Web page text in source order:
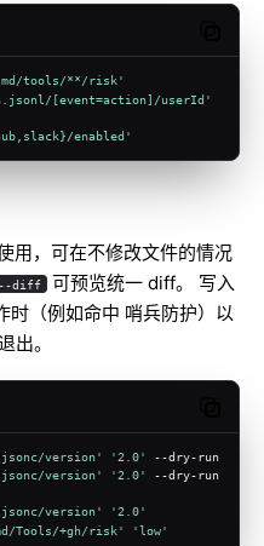
tools/**/risk'
[event=action]/userId'
enabled'
用，可在不修改文件的情况
--diff 可预览统一 diff。 写入
（例如命中 哨兵防护）以
出。
version' '2.0'
--dry-run
version' '2.0'
--dry-run
version'
'2.0'
Tools/+gh/risk' 'low'